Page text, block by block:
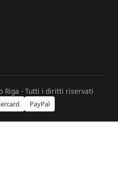
Riga - Tutti i diritti riservati
PayPal